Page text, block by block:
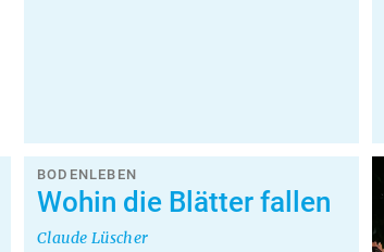
BODENLEBEN
Wohin die Blätter fallen
Claude Lüscher